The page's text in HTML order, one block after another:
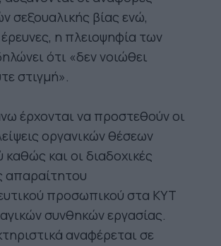
σεξουαλικής βίας ενώ,
η πλειοψηφία των
ότι «δεν νοιώθει
στιγμή».
έρχονται να προστεθούν οι
οργανικών θέσεων
και οι διαδοχικές
απαραίτητου
προσωπικού στα ΚΥΤ
συνθηκών εργασίας.
αναφέρεται σε